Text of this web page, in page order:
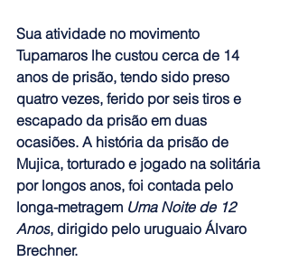
Sua atividade no movimento
Tupamaros lhe custou cerca de 14
anos de prisão, tendo sido preso
quatro vezes, ferido por seis tiros e
escapado da prisão em duas
ocasiões. A história da prisão de
Mujica, torturado e jogado na solitária
por longos anos, foi contada pelo
longa-metragem Uma Noite de 12
Anos, dirigido pelo uruguaio Álvaro
Brechner.